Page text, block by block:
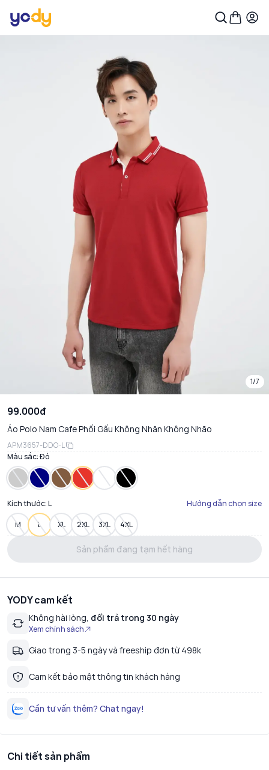
1/7
99.000đ
Áo Polo Nam Cafe Phối Gấu Không Nhăn Không Nhão
APM3657-DDO-L
Màu sắc:Đỏ
Kích thước:L Hướng dẫn chọn size
M L XL 2XL 3XL 4XL
Sản phẩm đang tạm hết hàng
YODY cam kết
Không hài lòng, đổi trả trong 30 ngày
Xem chính sách
Giao trong 3-5 ngày và freeship đơn từ 498k
Cam kết bảo mật thông tin khách hàng
Cần tư vấn thêm? Chat ngay!
Chi tiết sản phẩm